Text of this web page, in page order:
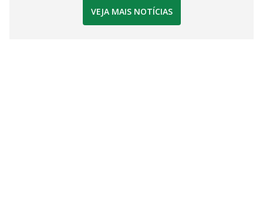
VEJA MAIS NOTÍCIAS